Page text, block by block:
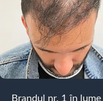
Brandul nr. 1 în